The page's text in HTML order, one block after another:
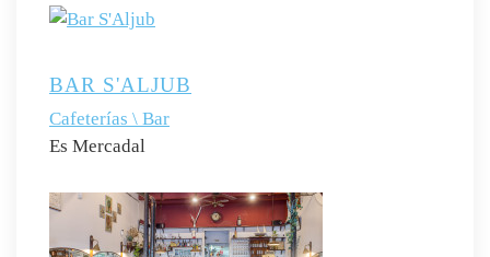
BAR S'ALJUB
Cafeterías \ Bar
Es Mercadal